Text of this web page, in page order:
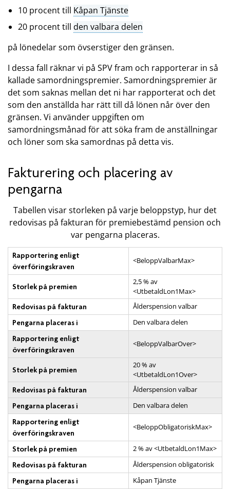
10 procent till Kåpan Tjänste
20 procent till den valbara delen
på lönedelar som övserstiger den gränsen.
I dessa fall räknar vi på SPV fram och rapporterar in så
kallade samordningspremier. Samordningspremier är
det som saknas mellan det ni har rapporterat och det
som den anställda har rätt till då lönen når över den
gränsen. Vi använder uppgiften om
samordningsmånad för att söka fram de anställningar
och löner som ska samordnas på detta vis.
Fakturering och placering av
pengarna
Tabellen visar storleken på varje beloppstyp, hur det
redovisas på fakturan för premiebestämd pension och
var pengarna placeras.
Rapportering enligt
överföringskraven
<BeloppValbarMax>
Storlek på premien
2,5 % av
<UtbetaldLon1Max>
Redovisas på fakturan
Ålderspension valbar
Pengarna placeras i
Den valbara delen
Rapportering enligt
överföringskraven
<BeloppValbarOver>
Storlek på premien
20 % av
<UtbetaldLon1Over>
Redovisas på fakturan
Ålderspension valbar
Pengarna placeras i
Den valbara delen
Rapportering enligt
överföringskraven
<BeloppObligatoriskMax>
Storlek på premien
2 % av <UtbetaldLon1Max>
Redovisas på fakturan
Ålderspension obligatorisk
Pengarna placeras i
Kåpan Tjänste